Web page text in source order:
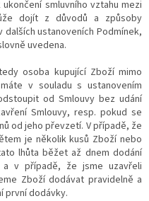
smluvního vztahu mezi
dojít z důvodů a způsoby
ustanoveních Podmínek,
uvedena.
osoba kupující Zboží mimo
v souladu s ustanovením
od Smlouvy bez udání
Smlouvy, resp. pokud se
od jeho převzetí. V případě, že
je několik kusů Zboží nebo
lhůta běžet až dnem dodání
v případě, že jsme uzavřeli
Zboží dodávat pravidelně a
první dodávky.